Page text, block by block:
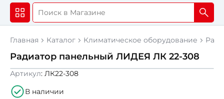
Главная Каталог Климатическое оборудование
Радиатор панельный ЛИДЕЯ ЛК 22-308
Артикул: ЛК22-308
В наличии